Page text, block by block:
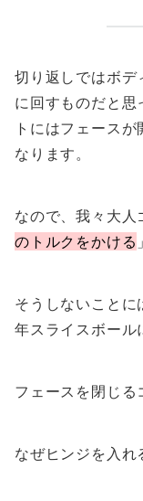
切り返しではボデ
に回すものだと思
トにはフェース
なります。
なので、我々大人
のトルクをかける
そうしないこと
年スライスボール
フェースを閉じる
なぜヒンジを入れ